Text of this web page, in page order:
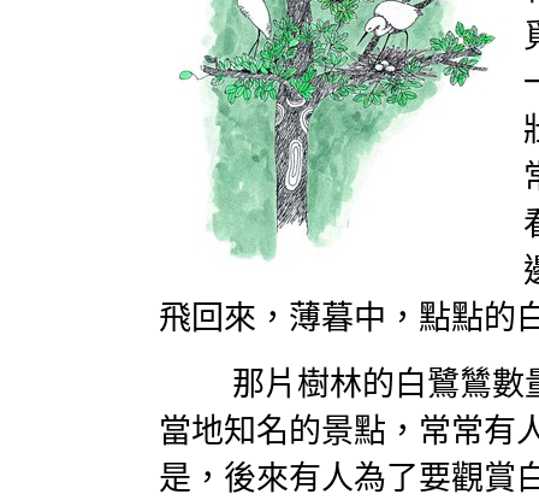
飛回來，薄暮中，點點的
那片樹林的白鷺鷥數
當地知名的景點，常常有
是，後來有人為了要觀賞